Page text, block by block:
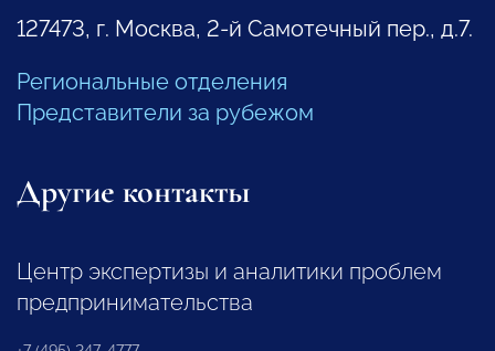
127473, г. Москва, 2-й Самотечный пер., д.7.
Региональные отделения
Представители за рубежом
Другие контакты
Центр экспертизы и аналитики проблем
предпринимательства